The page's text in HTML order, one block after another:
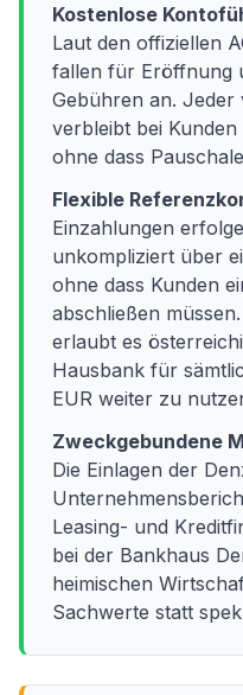
Kostenlose
Laut den offiziellen
fallen für Eröffnung
Gebühren an. Jeder
verbleibt bei
ohne dass
Flexible
Einzahlungen
unkompliziert über
ohne dass Kunden
abschließen
erlaubt es
Hausbank für
EUR weiter zu
Zweckgebundene
Die Einlagen der
Leasing- und
bei der Bankhaus
heimischen
Sachwerte statt